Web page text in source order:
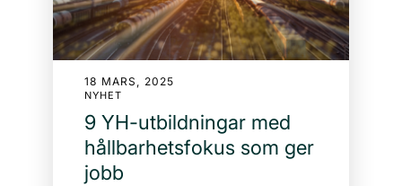
18 MARS, 2025
NYHET
9 YH-utbildningar med
hållbarhetsfokus som ger
jobb